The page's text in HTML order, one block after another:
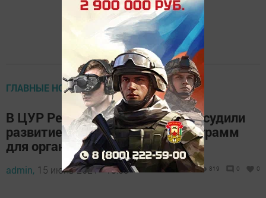
ГЛАВНЫЕ НОВОСТИ
В ЦУР Республики Татарстан обсудили
развитие образовательных программ
для органов власти
admin, 15 июнь 2021 - 18:03 819 0 0